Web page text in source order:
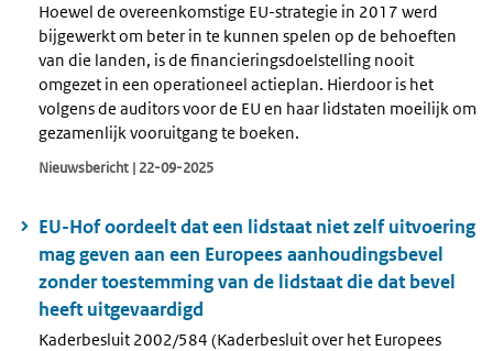
Hoewel de overeenkomstige EU-strategie in 2017 werd
bijgewerkt om beter in te kunnen spelen op de behoeften
van die landen, is de financieringsdoelstelling nooit
omgezet in een operationeel actieplan. Hierdoor is het
volgens de auditors voor de EU en haar lidstaten moeilijk om
gezamenlijk vooruitgang te boeken.
Nieuwsbericht | 22-09-2025
EU-Hof oordeelt dat een lidstaat niet zelf uitvoering
mag geven aan een Europees aanhoudingsbevel
zonder toestemming van de lidstaat die dat bevel
heeft uitgevaardigd
Kaderbesluit 2002/584 (Kaderbesluit over het Europees